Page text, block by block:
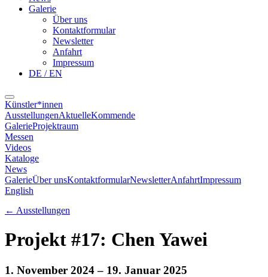
Galerie
Über uns
Kontaktformular
Newsletter
Anfahrt
Impressum
DE / EN
Künstler*innen
AusstellungenAktuelleKommende
GalerieProjektraum
Messen
Videos
Kataloge
News
GalerieÜber unsKontaktformularNewsletterAnfahrtImpressum
English
← Ausstellungen
Projekt #17: Chen Yawei
1. November 2024– 19. Januar 2025